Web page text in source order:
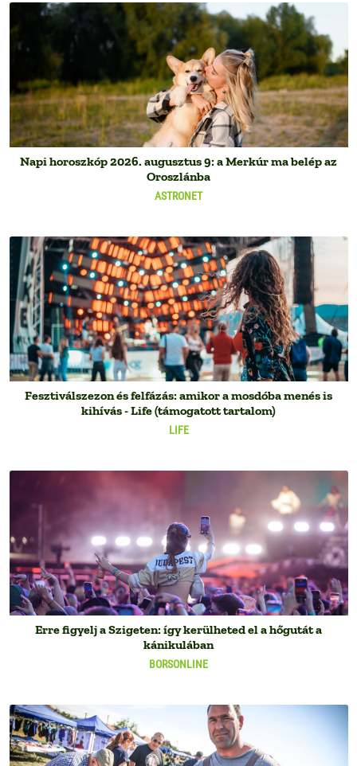
ASTRONET
Napi horoszkóp 2026. augusztus 9: a Merkúr ma belép az
Oroszlánba
LIFE
Fesztiválszezon és felfázás: amikor a mosdóba menés is
kihívás - Life (támogatott tartalom)
BORSONLINE
Erre figyelj a Szigeten: így kerülheted el a hőgutát a
kánikulában